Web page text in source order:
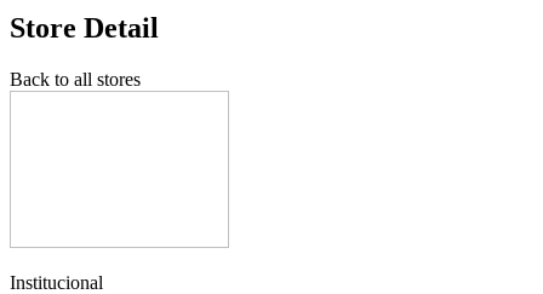
Store Detail
Back to all stores
Institucional